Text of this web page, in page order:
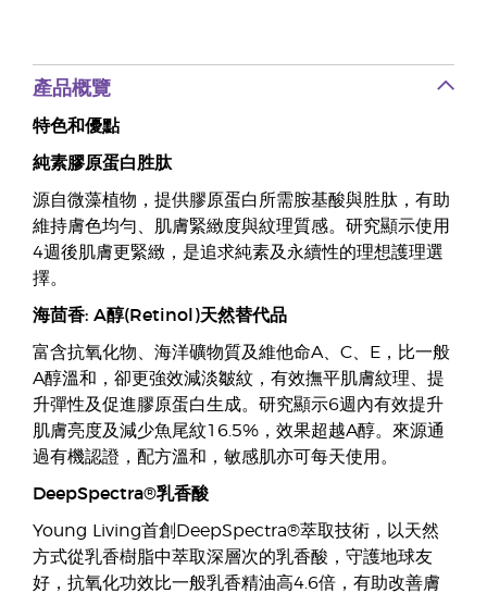
產品概覽
特色和優點
純素膠原蛋白胜肽
源自微藻植物，提供膠原蛋白所需胺基酸與胜肽，有助
維持膚色均勻、肌膚緊緻度與紋理質感。研究顯示使用
4週後肌膚更緊緻，是追求純素及永續性的理想護理選
擇。
海茴香: A醇(Retinol)天然替代品
富含抗氧化物、海洋礦物質及維他命A、C、E，比一般
A醇溫和，卻更強效減淡皺紋，有效撫平肌膚紋理、提
升彈性及促進膠原蛋白生成。研究顯示6週內有效提升
肌膚亮度及減少魚尾紋16.5%，效果超越A醇。來源通
過有機認證，配方溫和，敏感肌亦可每天使用。
DeepSpectra®乳香酸
Young Living首創DeepSpectra®萃取技術，以天然
方式從乳香樹脂中萃取深層次的乳香酸，守護地球友
好，抗氧化功效比一般乳香精油高4.6倍，有助改善膚